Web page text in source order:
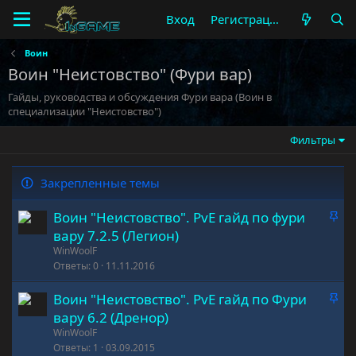
Вход Регистрация
Воин
Воин "Неистовство" (Фури вар)
Гайды, руководства и обсуждения Фури вара (Воин в
специализации "Неистовство")
Фильтры
Закрепленные темы
З
е
п
Воин "Неистовство". PvE гайд по фури
вару 7.2.5 (Легион)
WinWoolF
Ответы 0 11.11.2016
З
Воин "Неистовство". PvE гайд по Фури
вару 6.2 (Дренор)
WinWoolF
Ответы 1 03.09.2015